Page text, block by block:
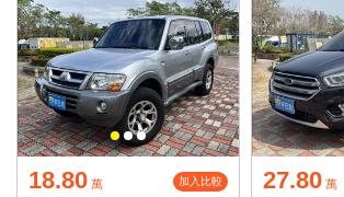
18.80 萬 加入比較 27.80 萬